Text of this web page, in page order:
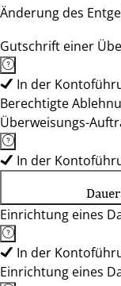
Änderung des
Gutschrift einer
In der
Berechtigte
Überweisungs-
In der
Einrichtung eines
In der
Einrichtung eines